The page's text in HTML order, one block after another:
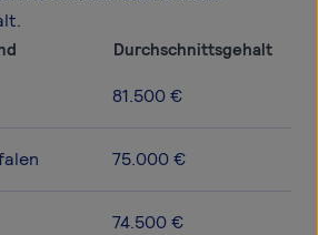
Durchschnittsgehalt
81.500 €
75.000 €
74.500 €